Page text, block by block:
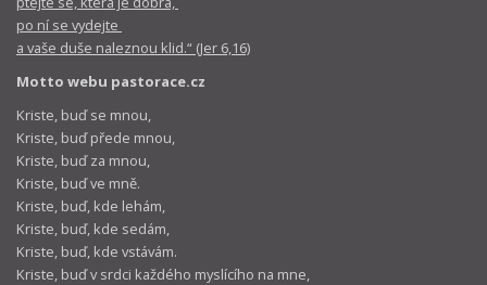
po ní se vydejte
a vaše duše naleznou klid.“ (Jer 6,16)
Motto webu pastorace.cz
Kriste, buď se mnou,
Kriste, buď přede mnou,
Kriste, buď za mnou,
Kriste, buď ve mně.
Kriste, buď, kde lehám,
Kriste, buď, kde sedám,
Kriste, buď, kde vstávám.
Kriste, buď v srdci každého myslícího na mne,